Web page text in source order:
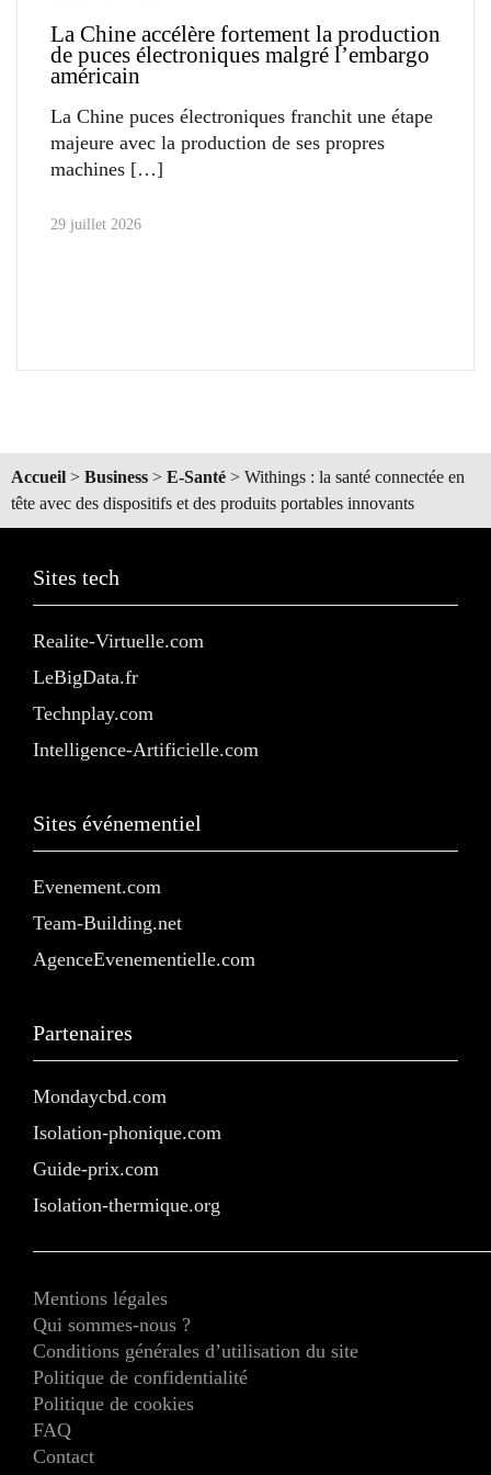
La Chine accélère fortement la production
de puces électroniques malgré l’embargo
américain
La Chine puces électroniques franchit une étape
majeure avec la production de ses propres
machines
29 juillet 2026
Accueil > Business > E-Santé > Withings : la santé connectée en
tête avec des dispositifs et des produits portables innovants
Sites tech
Realite-Virtuelle.com
LeBigData.fr
Technplay.com
Intelligence-Artificielle.com
Sites événementiel
Evenement.com
Team-Building.net
AgenceEvenementielle.com
Partenaires
Mondaycbd.com
Isolation-phonique.com
Guide-prix.com
Isolation-thermique.org
Mentions légales
Qui sommes-nous ?
Conditions générales d’utilisation du site
Politique de confidentialité
Politique de cookies
FAQ
Contact